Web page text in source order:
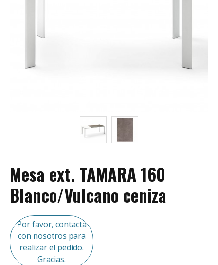
Mesa ext. TAMARA 160
Blanco/Vulcano ceniza
Por favor, contacta
con nosotros para
realizar el pedido.
Gracias.